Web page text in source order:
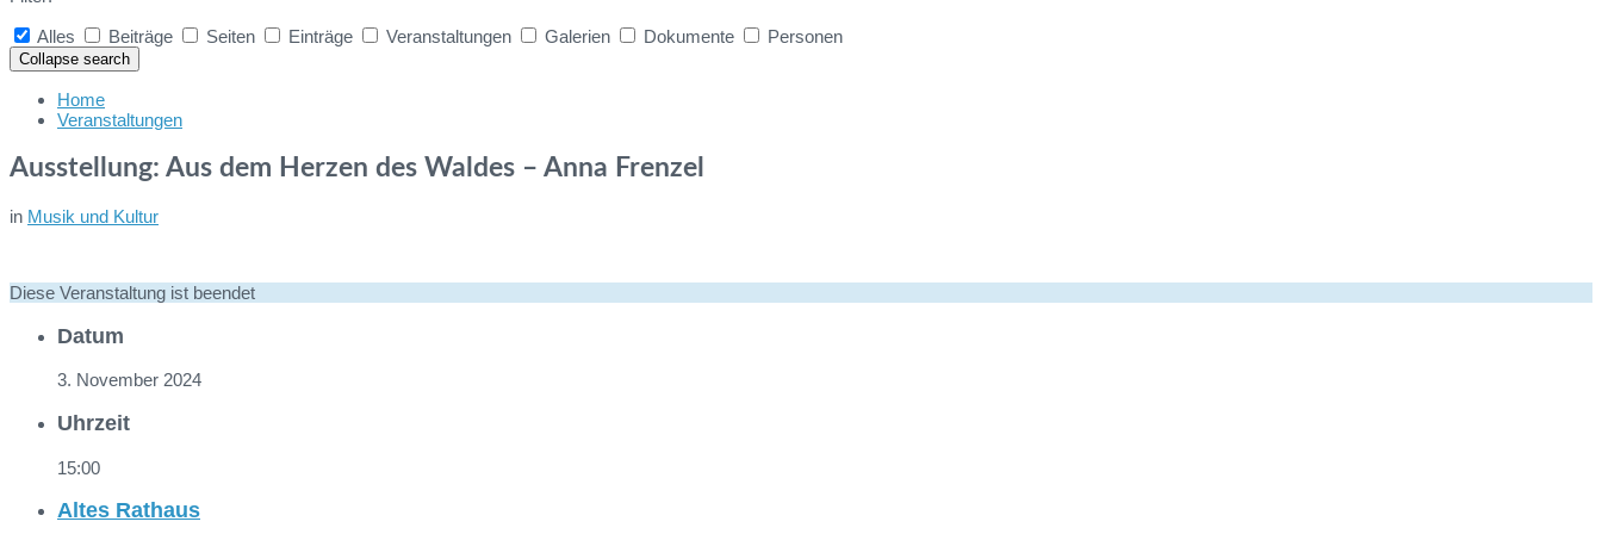
Alles
Beiträge Seiten Einträge Veranstaltungen Galerien Dokumente Personen
Collapse search
Home
Veranstaltungen
Ausstellung: Aus dem Herzen des Waldes – Anna Frenzel
in Musik und Kultur
Diese Veranstaltung ist beendet
Datum
3. November 2024
Uhrzeit
15:00
Altes Rathaus